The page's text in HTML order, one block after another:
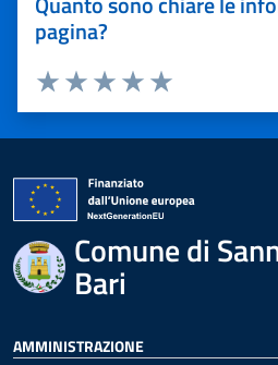
pagina?
Valuta 5 stelle
Valuta 4 stelle su 5
Valuta 3 stelle su 5
Valuta 2 stelle su 5
Valuta 1 stelle su 5
Comune di
Bari
AMMINISTRAZIONE